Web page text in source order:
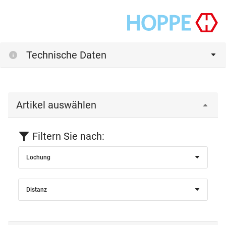
Technische Daten
Artikel auswählen
Filtern Sie nach:
Lochung
Distanz